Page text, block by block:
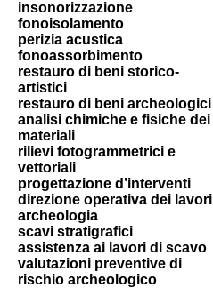
insonorizzazione
fonoisolamento
perizia acustica
fonoassorbimento
restauro di beni storico-
artistici
restauro di beni archeologici
analisi chimiche e fisiche dei
materiali
rilievi fotogrammetrici e
vettoriali
progettazione d’interventi
direzione operativa dei lavori
archeologia
scavi stratigrafici
assistenza ai lavori di scavo
valutazioni preventive di
rischio archeologico